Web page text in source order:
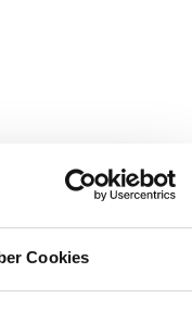
Cookies